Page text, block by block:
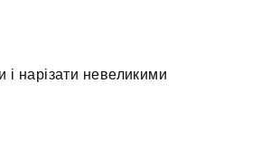
і нарізати невеликими